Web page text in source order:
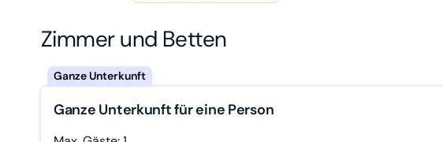
Zimmer und Betten
Ganze Unterkunft für eine Person